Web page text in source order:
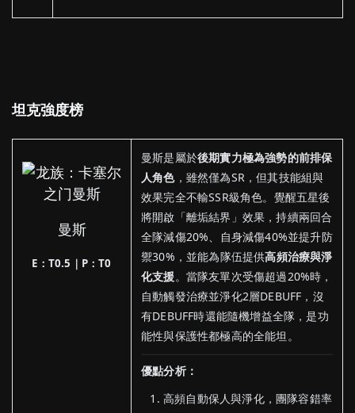
坦克強度榜
曼斯
E：T0.5｜P：T0
曼斯是屬於後期實力極為強勢的前排保
人角色，雖然僅為SR，但其技能組與
效果完全不輸SSR級角色。覺醒五星後
將開啟「離垢結界」效果，持續兩回合
全隊減傷20%、自身減傷40%並提升防
禦30%，並能為隊伍提供高頻治療與淨
化支援。當隊友單次受傷超過20%時，
自動觸發治療並淨化2層DEBUFF，沒
有DEBUFF時還能隨機增益全隊，是功
能性與保護性都極高的全能坦。
優點分析：
高頻自動保人與淨化，團隊容錯率